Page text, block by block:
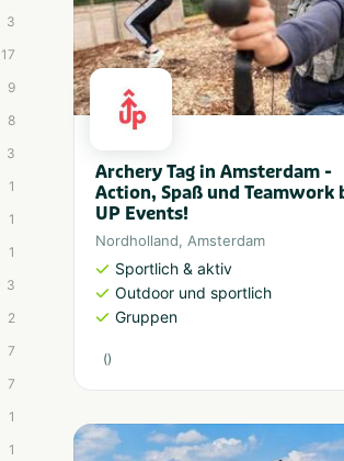
3
17
9
8
3
1
1
1
3
2
7
7
1
1
Archery Tag in Amsterdam -
Action, Spaß und Teamwork
UP Events!
Nordholland, Amsterdam
Sportlich & aktiv
Outdoor und sportlich
Gruppen
()